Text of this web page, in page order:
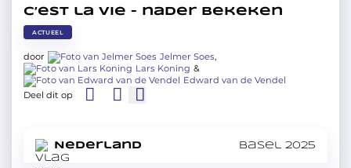
C’est la vie – nader bekeken
ACTUEEL
door Jelmer Soes,
Lars Koning &
Edward van de Vendel
Deel dit op
Nederland
in Basel 2025